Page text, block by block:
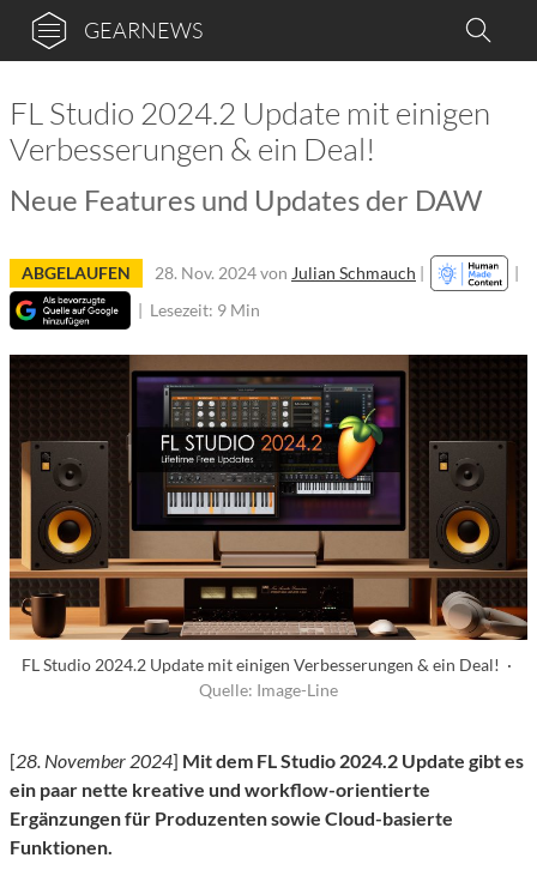
GEARNEWS
FL Studio 2024.2 Update mit einigen
Verbesserungen & ein Deal!
Neue Features und Updates der DAW
ABGELAUFEN 28. Nov. 2024von Julian Schmauch |
|
| Lesezeit: 9 Min
FL Studio 2024.2 Update mit einigen Verbesserungen & ein Deal! ·
Quelle: Image-Line
[28. November 2024] Mit dem FL Studio 2024.2 Update gibt es
ein paar nette kreative und workflow-orientierte
Ergänzungen für Produzenten sowie Cloud-basierte
Funktionen.